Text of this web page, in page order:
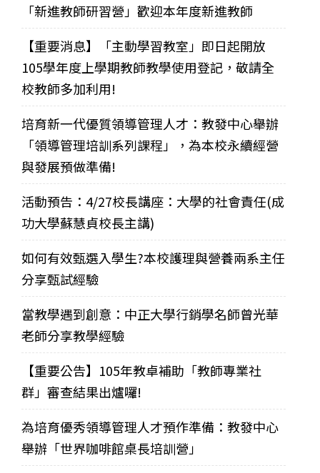
「新進教師研習營」歡迎本年度新進教師
【重要消息】「主動學習教室」即日起開放
105學年度上學期教師教學使用登記，敬請全
校教師多加利用!
培育新一代優質領導管理人才：教發中心舉辦
「領導管理培訓系列課程」，為本校永續經營
與發展預做準備!
活動預告：4/27校長講座：大學的社會責任(成
功大學蘇慧貞校長主講)
如何有效甄選入學生?本校護理與營養兩系主任
分享甄試經驗
當教學遇到創意：中正大學行銷學名師曾光華
老師分享教學經驗
【重要公告】105年教卓補助「教師專業社
群」審查結果出爐囉!
為培育優秀領導管理人才預作準備：教發中心
舉辦「世界咖啡館桌長培訓營」